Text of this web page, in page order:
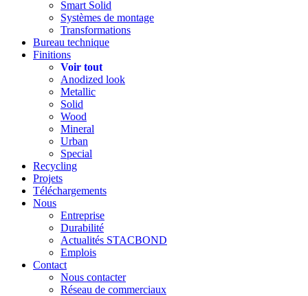
Smart Solid
Systèmes de montage
Transformations
Bureau technique
Finitions
Voir tout
Anodized look
Metallic
Solid
Wood
Mineral
Urban
Special
Recycling
Projets
Téléchargements
Nous
Entreprise
Durabilité
Actualités STACBOND
Emplois
Contact
Nous contacter
Réseau de commerciaux